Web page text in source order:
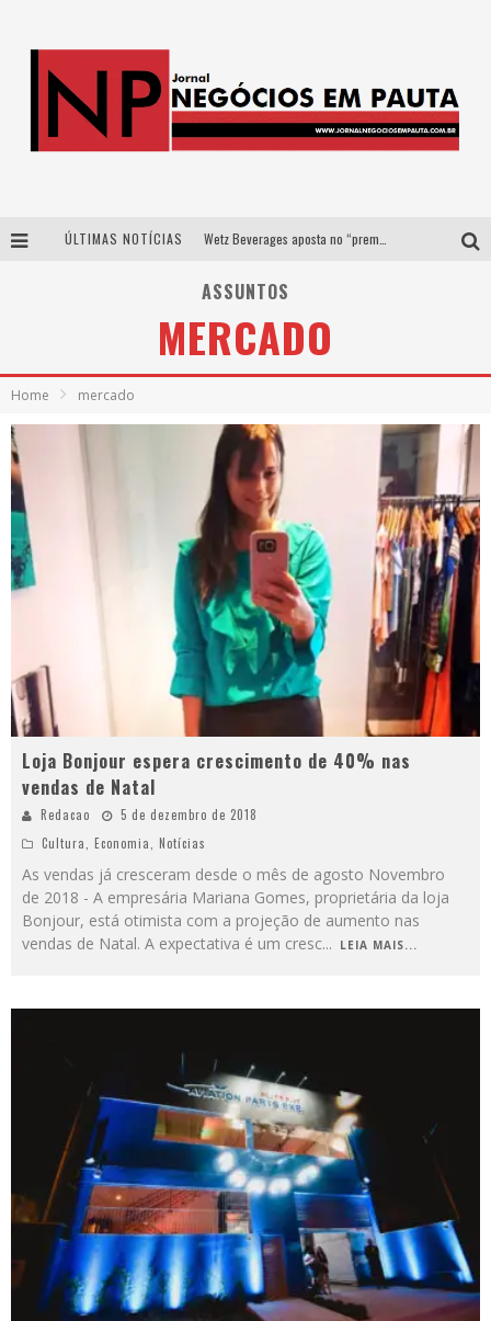
ÚLTIMAS NOTÍCIAS
Democratização do malte: Proibida utiliza estratégia de custo-benefício para o lazer do brasileiro
ASSUNTOS
MERCADO
Home mercado
Loja Bonjour espera crescimento de 40% nas
vendas de Natal
Redacao
5 de dezembro de 2018
Cultura, Economia, Notícias
As vendas já cresceram desde o mês de agosto Novembro
de 2018 - A empresária Mariana Gomes, proprietária da loja
Bonjour, está otimista com a projeção de aumento nas
vendas de Natal. A expectativa é um cresc... LEIA MAIS...